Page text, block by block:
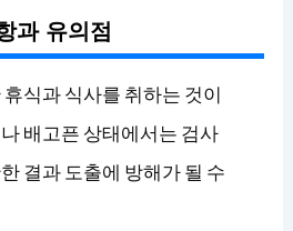
과 유의점
식과 식사를 취하는 것이
배고픈 상태에서는 검사
결과 도출에 방해가 될 수